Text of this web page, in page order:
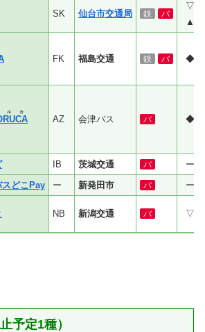
SK 仙台市交通局 鉄 バ
▽
▲
FK 福島交通 鉄 バ ◆
ルカ
AZ 会津バス バ ◆
IB 茨城交通 バ ー
スどこPay ー 新発田市 バ ー
NB 新潟交通 バ ▽
予定1種）